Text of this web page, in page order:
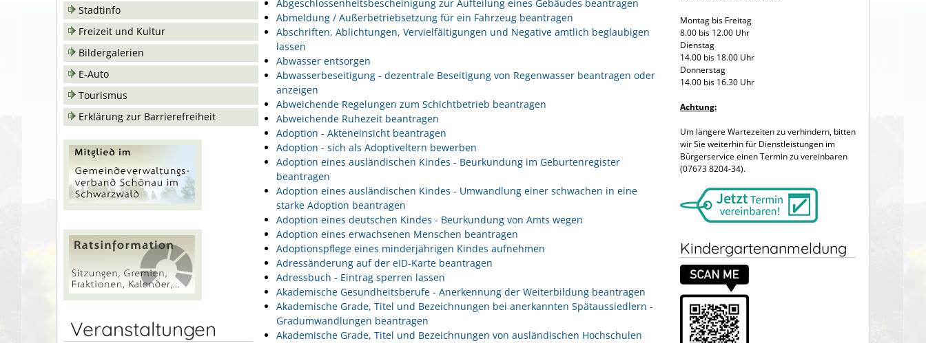
Stadtinfo
Freizeit und Kultur
Bildergalerien
E-Auto
Tourismus
Erklärung zur Barrierefreiheit
Veranstaltungen
Abgeschlossenheitsbescheinigung zur Aufteilung eines Gebäudes beantragen
Abmeldung / Außerbetriebsetzung für ein Fahrzeug beantragen
Abschriften, Ablichtungen, Vervielfältigungen und Negative amtlich beglaubigen
lassen
Abwasser entsorgen
Abwasserbeseitigung - dezentrale Beseitigung von Regenwasser beantragen oder
anzeigen
Abweichende Regelungen zum Schichtbetrieb beantragen
Abweichende Ruhezeit beantragen
Adoption - Akteneinsicht beantragen
Adoption - sich als Adoptiveltern bewerben
Adoption eines ausländischen Kindes - Beurkundung im Geburtenregister
beantragen
Adoption eines ausländischen Kindes - Umwandlung einer schwachen in eine
starke Adoption beantragen
Adoption eines deutschen Kindes - Beurkundung von Amts wegen
Adoption eines erwachsenen Menschen beantragen
Adoptionspflege eines minderjährigen Kindes aufnehmen
Adressänderung auf der eID-Karte beantragen
Adressbuch - Eintrag sperren lassen
Akademische Gesundheitsberufe - Anerkennung der Weiterbildung beantragen
Akademische Grade, Titel und Bezeichnungen bei anerkannten Spätaussiedlern -
Gradumwandlungen beantragen
Akademische Grade, Titel und Bezeichnungen von ausländischen Hochschulen
Montag bis Freitag
8.00 bis 12.00 Uhr
Dienstag
14.00 bis 18.00 Uhr
Donnerstag
14.00 bis 16.30 Uhr
Achtung:
Um längere Wartezeiten zu verhindern, bitten
wir Sie weiterhin für Dienstleistungen im
Bürgerservice einen Termin zu vereinbaren
(07673 8204-34).
Kindergartenanmeldung